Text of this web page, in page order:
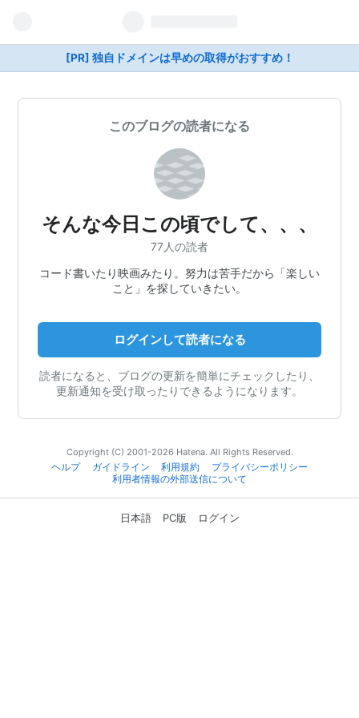
[PR] 独自ドメインは早めの取得がおすすめ！
このブログの読者になる
そんな今日この頃でして、、、
77人の読者
コード書いたり映画みたり。努力は苦手だから「楽しい
こと」を探していきたい。
ログインして読者になる
読者になると、ブログの更新を簡単にチェックしたり、
更新通知を受け取ったりできるようになります。
Copyright (C) 2001-2026 Hatena. All Rights Reserved.
ヘルプ
ガイドライン 利用規約
プライバシーポリシー
利用者情報の外部送信について
日本語 PC版 ログイン